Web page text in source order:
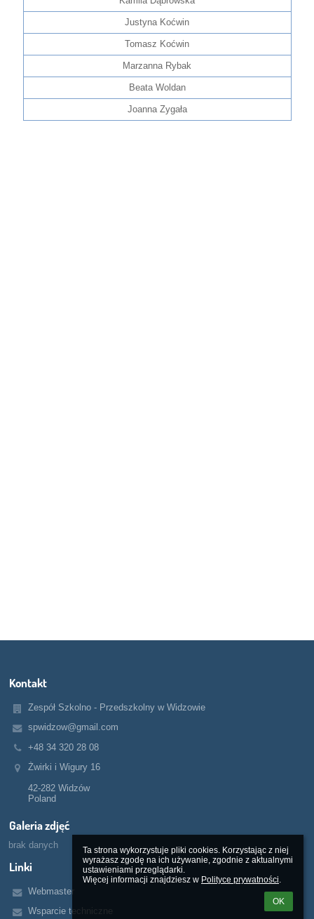
Ta strona wykorzystuje pliki cookies. Korzystając z niej
wyrażasz zgodę na ich używanie, zgodnie z aktualnymi
ustawieniami przeglądarki.
Więcej informacji znajdziesz w Polityce prywatności.
OK
Justyna Koćwin
Tomasz Koćwin
Marzanna Rybak
Beata Woldan
Joanna Zygała
Kontakt
Zespół Szkolno - Przedszkolny w Widzowie
spwidzow@gmail.com
+48 34 320 28 08
Żwirki i Wigury 16
42-282 Widzów
Poland
Galeria zdjęć
brak danych
Linki
Webmaster
Wsparcie techniczne